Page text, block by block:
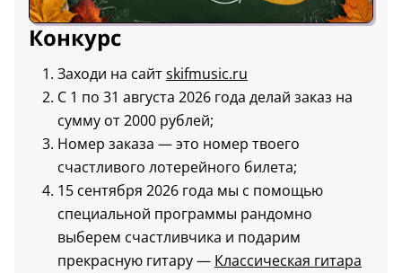
Конкурс
Заходи на сайтskifmusic.ru
С 1 по 31 августа 2026 года делай заказ на
сумму от 2000 рублей;
Номер заказа — это номер твоего
счастливого лотерейного билета;
15 сентября 2026 года мы с помощью
специальной программы рандомно
выберем счастливчика и подарим
прекрасную гитару — Классическая гитара